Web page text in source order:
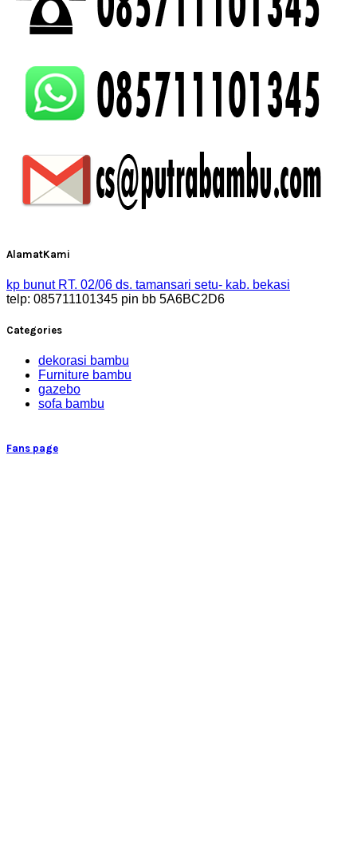
AlamatKami
kp bunut RT. 02/06 ds. tamansari setu- kab. bekasi
telp: 085711101345 pin bb 5A6BC2D6
Categories
dekorasi bambu
Furniture bambu
gazebo
sofa bambu
Fans page